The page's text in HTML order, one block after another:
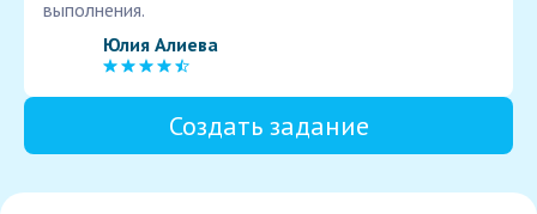
выполнения.
Юлия Алиева
Создать задание